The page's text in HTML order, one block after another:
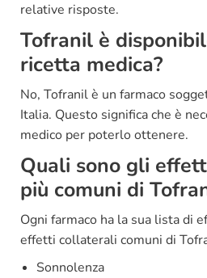
relative risposte.
Tofranil è
ricetta medica?
No, Tofranil è un farmaco
Italia. Questo significa che è
medico per poterlo ottenere.
Quali sono gli
più comuni di
Ogni farmaco ha la sua lista di
effetti collaterali comuni di
Sonnolenza